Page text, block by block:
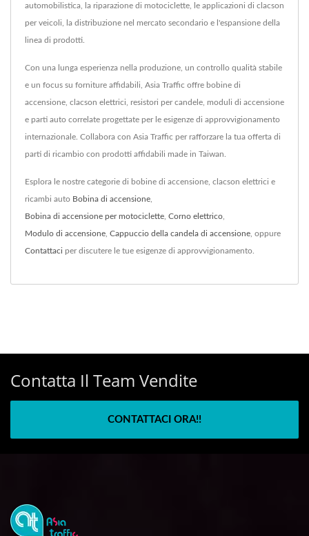
automobilistica, la riparazione di motociclette, le applicazioni di clacson
per veicoli, la distribuzione nel mercato secondario e l'espansione della
linea di prodotti.
Con una lunga esperienza nella produzione, un controllo qualità stabile
e un focus su forniture affidabili, Asia Traffic offre bobine di
accensione, clacson elettrici, resistori per candele, moduli di accensione
e parti auto correlate progettate per le esigenze di approvvigionamento
internazionale. Collabora con Asia Traffic per rafforzare la tua offerta di
parti di ricambio con prodotti affidabili made in Taiwan.
Esplora le nostre categorie di bobine di accensione, clacson elettrici e
ricambi auto Bobina di accensione
Bobina di accensione per motociclette Corno elettrico
Modulo di accensione Cappuccio della candela di accensione , oppure
Contattaci per discutere le tue esigenze di approvvigionamento.
Contatta Il Team Vendite
CONTATTACI ORA!!